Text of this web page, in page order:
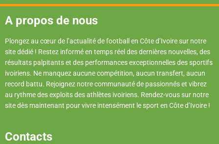
A propos de nous
Plongez au cœur de l’actualité de football en Côte d’Ivoire sur notre
site dédié ! Restez informé en temps réel des dernières nouvelles, des
résultats palpitants et des performances exceptionnelles des sportifs
ivoiriens. Ne manquez aucune compétition, aucun transfert, aucun
record battu. Rejoignez notre communauté de passionnés et vibrez
au rythme des exploits des athlètes ivoiriens. Rendez-vous sur notre
site dès maintenant pour vivre intensément le sport en Côte d’Ivoire !
Contacts